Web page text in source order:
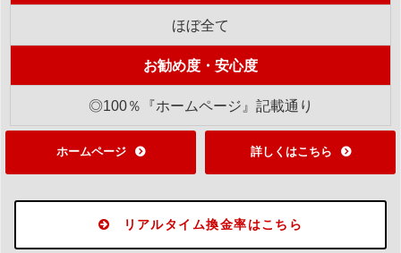
ほぼ全て
お勧め度・安心度
◎100％『ホームページ』記載通り
ホームページ 詳しくはこちら
リアルタイム換金率はこちら